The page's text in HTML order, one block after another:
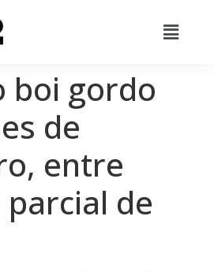
boi gordo
de
entre
parcial de